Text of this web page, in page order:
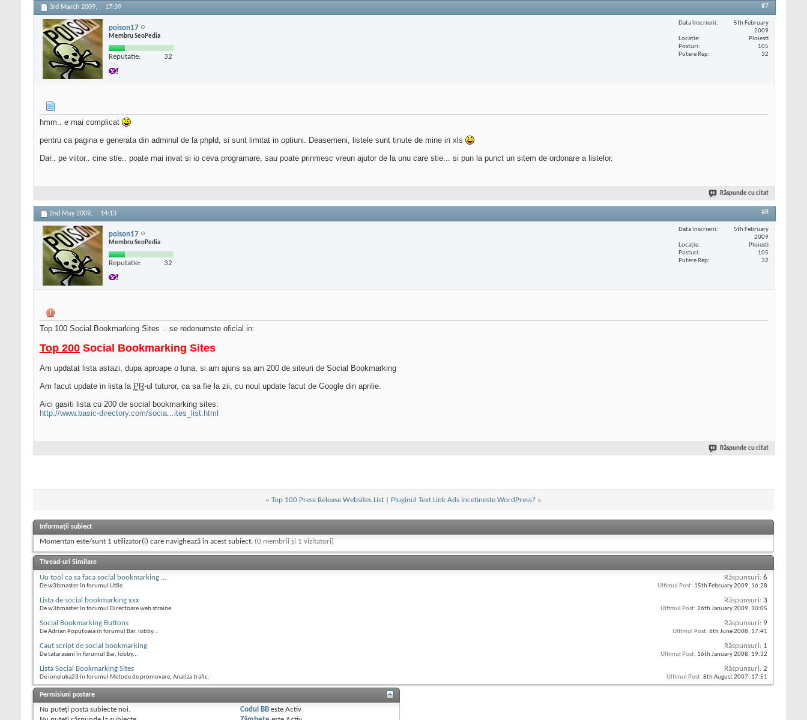
3rd March 2009, 17:39 #7
poison17
Membru SeoPedia
Reputatie: 32
Data înscrierii
5th February
2009
Locaţie
Ploiesti
Posturi
105
Putere Rep
32
hmm.. e mai complicat
pentru ca pagina e generata din adminul de la phpld, si sunt limitat in optiuni. Deasemeni, listele sunt tinute de mine in xls
Dar.. pe viitor.. cine stie.. poate mai invat si io ceva programare, sau poate prinmesc vreun ajutor de la unu care stie... si pun la punct un sitem de ordonare a listelor.
Răspunde cu citat
2nd May 2009, 14:13 #8
poison17
Membru SeoPedia
Reputatie: 32
Data înscrierii
5th February
2009
Locaţie
Ploiesti
Posturi
105
Putere Rep
32
Top 100 Social Bookmarking Sites .. se redenumste oficial in:
Top 200 Social Bookmarking Sites
Am updatat lista astazi, dupa aproape o luna, si am ajuns sa am 200 de siteuri de Social Bookmarking
Am facut update in lista la PR-ul tuturor, ca sa fie la zii, cu noul update facut de Google din aprilie.
Aici gasiti lista cu 200 de social bookmarking sites:
http://www.basic-directory.com/socia...ites_list.html
Răspunde cu citat
« Top 100 Press Release Websites List Pluginul Text Link Ads incetineste WordPress? »
Informații subiect
Momentan este/sunt 1 utilizator(i) care navighează în acest subiect. (0 membrii și 1 vizitatori)
Thread-uri Similare
Uu tool ca sa faca social bookmarking ...
De w3bmaster în forumul Utile
Răspunsuri: 6
Ultimul Post: 15th February 2009, 16:28
Lista de social bookmarking xxx
De w3bmaster în forumul Directoare web straine
Răspunsuri: 3
Ultimul Post: 26th January 2009, 10:05
Social Bookmarking Buttons
De Adrian Poputoaia în forumul Bar, lobby...
Răspunsuri: 9
Ultimul Post: 6th June 2008, 17:41
Caut script de social bookmarking
De tataraseni în forumul Bar, lobby...
Răspunsuri: 1
Ultimul Post: 16th January 2008, 19:32
Lista Social Bookmarking Sites
De ioneluka23 în forumul Metode de promovare, Analiza trafic.
Răspunsuri: 2
Ultimul Post: 8th August 2007, 17:51
Permisiuni postare
Nu puteţi posta subiecte noi.
Codul BB esteActiv